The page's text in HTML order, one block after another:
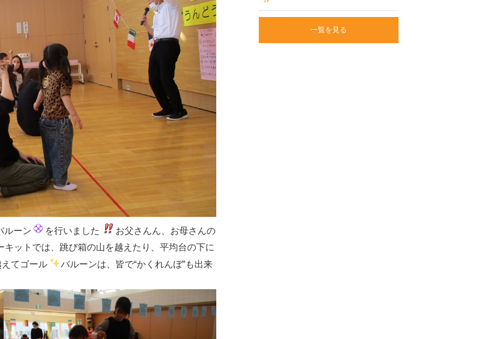
ルーン を行いました
お父さんん、お母さんの
キットでは、跳び箱の山を越えたり、平均台の下に
てゴール
バルーンは、皆で“かくれんぼ”も出来
一覧を見る